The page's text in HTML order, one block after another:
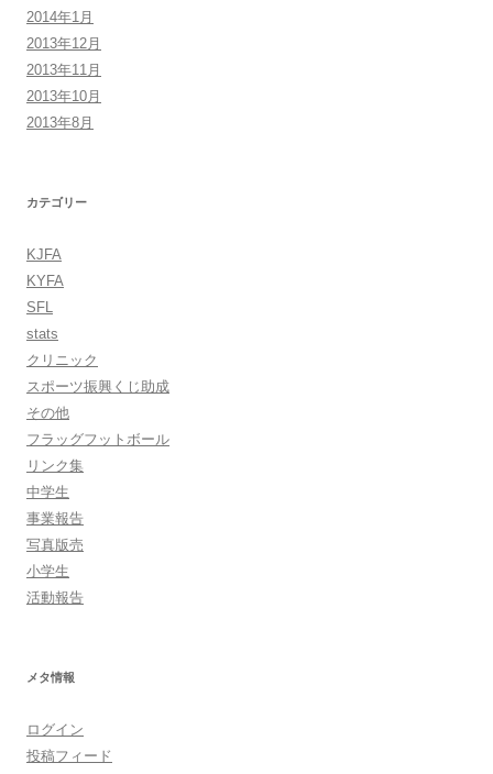
2014年1月
2013年12月
2013年11月
2013年10月
2013年8月
カテゴリー
KJFA
KYFA
SFL
stats
クリニック
スポーツ振興くじ助成
その他
フラッグフットボール
リンク集
中学生
事業報告
写真版売
小学生
活動報告
メタ情報
ログイン
投稿フィード